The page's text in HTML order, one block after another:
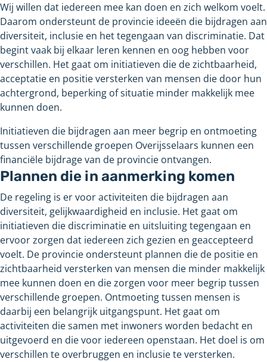
Wij willen dat iedereen mee kan doen en zich welkom voelt.
Daarom ondersteunt de provincie ideeën die bijdragen aan
diversiteit, inclusie en het tegengaan van discriminatie. Dat
begint vaak bij elkaar leren kennen en oog hebben voor
verschillen. Het gaat om initiatieven die de zichtbaarheid,
acceptatie en positie versterken van mensen die door hun
achtergrond, beperking of situatie minder makkelijk mee
kunnen doen.
Initiatieven die bijdragen aan meer begrip en ontmoeting
tussen verschillende groepen Overijsselaars kunnen een
financiële bijdrage van de provincie ontvangen.
Plannen die in aanmerking komen
De regeling is er voor activiteiten die bijdragen aan
diversiteit, gelijkwaardigheid en inclusie. Het gaat om
initiatieven die discriminatie en uitsluiting tegengaan en
ervoor zorgen dat iedereen zich gezien en geaccepteerd
voelt. De provincie ondersteunt plannen die de positie en
zichtbaarheid versterken van mensen die minder makkelijk
mee kunnen doen en die zorgen voor meer begrip tussen
verschillende groepen. Ontmoeting tussen mensen is
daarbij een belangrijk uitgangspunt. Het gaat om
activiteiten die samen met inwoners worden bedacht en
uitgevoerd en die voor iedereen openstaan. Het doel is om
verschillen te overbruggen en inclusie te versterken.